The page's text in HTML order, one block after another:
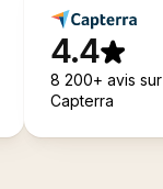
4.4
8 200+ avis sur
Capterra